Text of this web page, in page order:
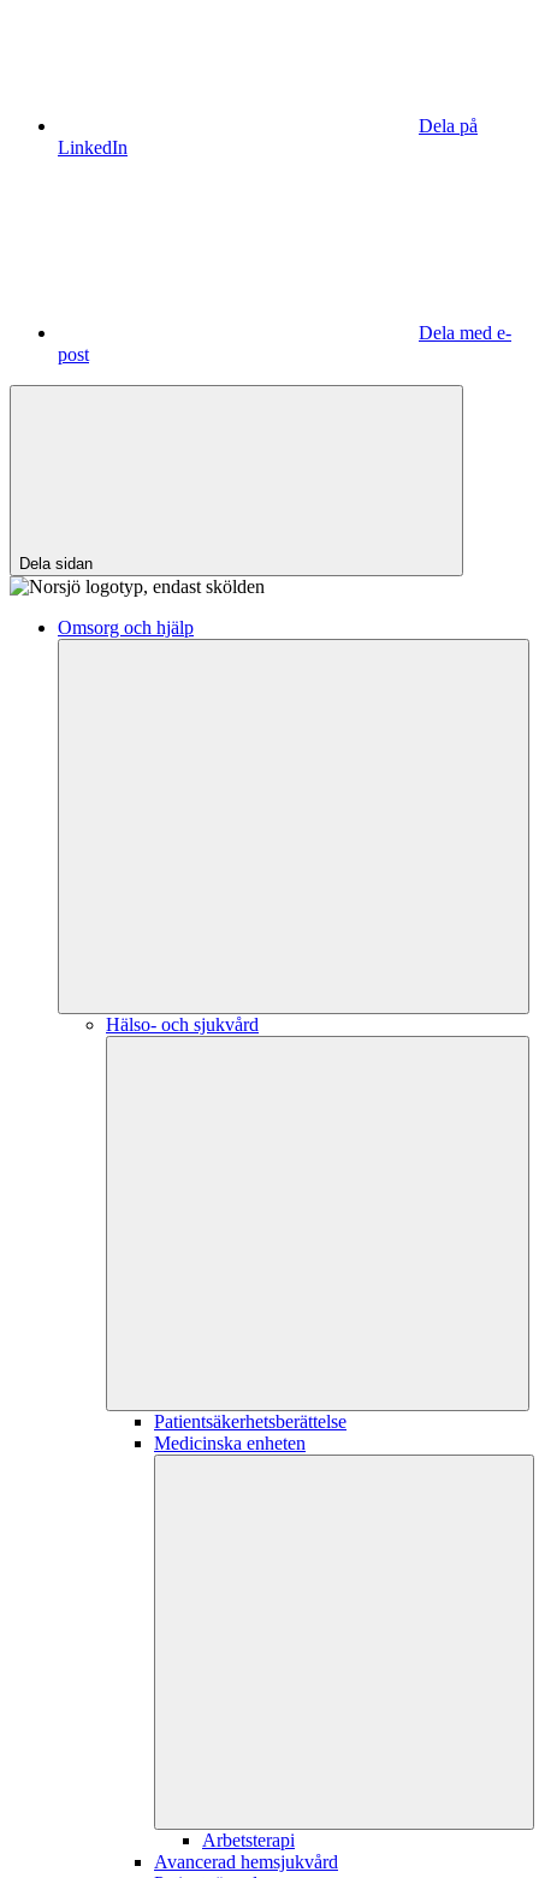
Dela på
LinkedIn
Dela med e-
post
Dela sidan
Omsorg och hjälp
Hälso- och sjukvård
Patientsäkerhetsberättelse
Medicinska enheten
Arbetsterapi
Avancerad hemsjukvård